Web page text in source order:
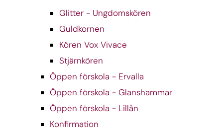
Glitter - Ungdomskören
Guldkornen
Kören Vox Vivace
Stjärnkören
Öppen förskola - Ervalla
Öppen förskola - Glanshammar
Öppen förskola - Lillån
Konfirmation